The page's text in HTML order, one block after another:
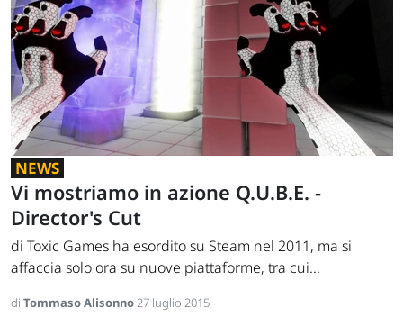
NEWS
Vi mostriamo in azione Q.U.B.E. -
Director's Cut
di Toxic Games ha esordito su Steam nel 2011, ma si
affaccia solo ora su nuove piattaforme, tra cui...
di Tommaso Alisonno27 luglio 2015